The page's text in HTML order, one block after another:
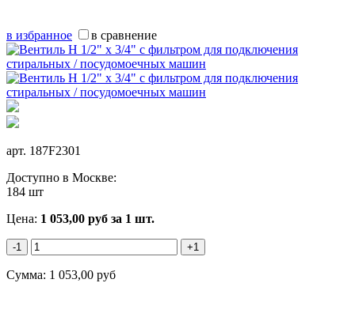
в избранное в сравнение
арт. 187F2301
Доступно в Москве:
184 шт
Цена: 1 053,00 руб за 1 шт.
-1 +1
Сумма: 1 053,00 руб